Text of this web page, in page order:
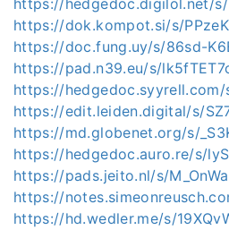
https://hedgedoc.digilol.net/s/
https://dok.kompot.si/s/
https://doc.fung.uy/s/86sd-
https://pad.n39.eu/s/
https://hedgedoc.syyrell.com/
https://edit.leiden.digital/s/
https://md.globenet.org/s/
https://hedgedoc.auro.re/s/
https://pads.jeito.nl/s/
https://
https://hd.wedler.me/s/